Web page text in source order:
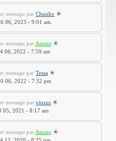
message par Chunko
06, 2023 - 9:01 am
message par Anono
06, 2022 - 7:59 am
message par Tessa
06, 2022 - 7:32 pm
message par vinzzz
05, 2021 - 8:17 am
message par Anono